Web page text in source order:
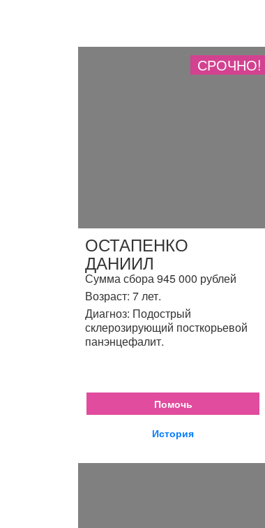
СРОЧНО!
ОСТАПЕНКО
ДАНИИЛ
Сумма сбора 945 000 рублей
Возраст: 7 лет.
Диагноз: Подострый
склерозирующий посткорьевой
панэнцефалит.
Помочь
История